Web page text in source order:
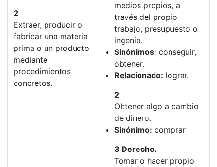
2
Extraer, producir o
fabricar una materia
prima o un producto
mediante
procedimientos
concretos.
medios propios, a
través del propio
trabajo, presupuesto o
ingenio.
Sinónimos: conseguir,
obtener.
Relacionado: lograr.
2
Obtener algo a cambio
de dinero.
Sinónimo: comprar
3 Derecho.
Tomar o hacer propio